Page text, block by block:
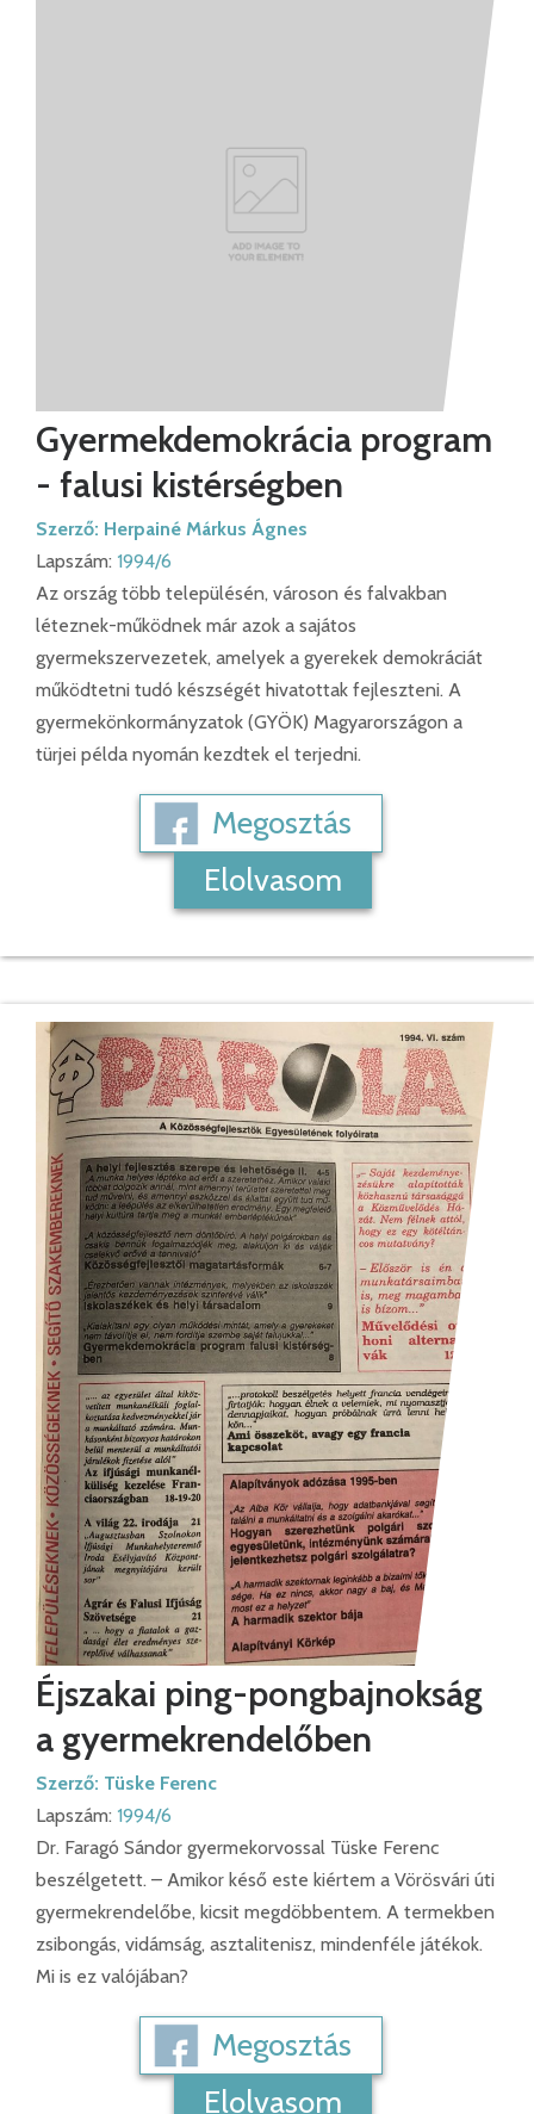
Gyermekdemokrácia program
- falusi kistérségben
Szerző: Herpainé Márkus Ágnes
Lapszám: 1994/6
Az ország több településén, városon és falvakban
léteznek-működnek már azok a sajátos
gyermekszervezetek, amelyek a gyerekek demokráciát
működtetni tudó készségét hivatottak fejleszteni. A
gyermekönkormányzatok (GYÖK) Magyarországon a
türjei példa nyomán kezdtek el terjedni.
Megosztás
Elolvasom
Éjszakai ping-pongbajnokság
a gyermekrendelőben
Szerző: Tüske Ferenc
Lapszám: 1994/6
Dr. Faragó Sándor gyermekorvossal Tüske Ferenc
beszélgetett. – Amikor késő este kiértem a Vörösvári úti
gyermekrendelőbe, kicsit megdöbbentem. A termekben
zsibongás, vidámság, asztalitenisz, mindenféle játékok.
Mi is ez valójában?
Megosztás
Elolvasom